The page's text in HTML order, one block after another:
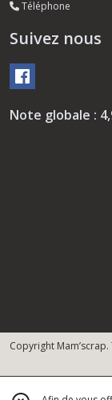
Téléphone
Suivez nous
Note globale :
Copyright